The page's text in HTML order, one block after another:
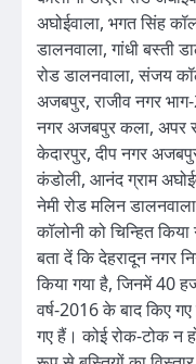
अघोईवाला, भगत सिंह
डालनवाला, गांधी बस्ती
रोड डालनवाला, संजय
अजबपुर, राजीव नगर भाग-
नगर अजबपुर कला, अपर
केदारपुर, दीप नगर
कंडोली, आनंद ग्राम
नेमी रोड मलिन
कॉलोनी को चिन्हित किया
बता दें कि देहरादून नगर
किया गया है, जिनमें 40
वर्ष-2016 के बाद किए
गए हैं। कोई रोक-टोक न